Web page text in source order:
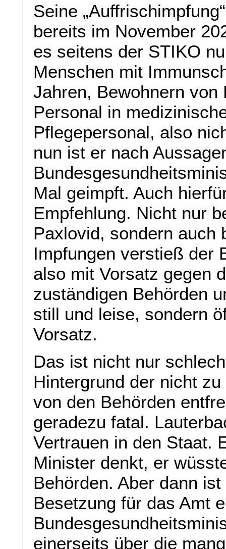
Seine
bereits im November
es seitens der STIKO
Menschen mit
Jahren, Bewohnern
Personal in
Pflegepersonal, also
nun ist er nach
Mal geimpft. Auch
Empfehlung. Nicht nur
Paxlovid, sondern auch
Impfungen verstieß der
also mit Vorsatz gegen
zuständigen Behörden
still und leise, sondern
Vorsatz.
Das ist nicht nur
Hintergrund der nicht
von den Behörden
geradezu fatal.
Vertrauen in den Staat.
Minister denkt, er
Behörden. Aber dann
Besetzung für das Amt
einerseits über die